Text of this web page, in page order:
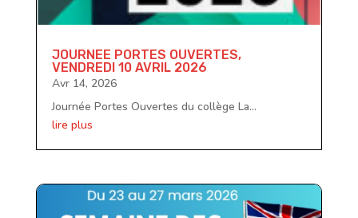
JOURNEE PORTES OUVERTES,
VENDREDI 10 AVRIL 2026
Avr 14, 2026
Journée Portes Ouvertes du collège La...
lire plus